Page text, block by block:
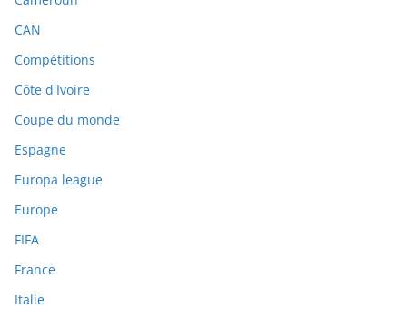
CAN
Compétitions
Côte d'Ivoire
Coupe du monde
Espagne
Europa league
Europe
FIFA
France
Italie